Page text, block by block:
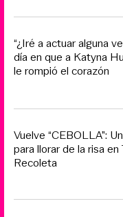
“¿Iré a actuar alguna
día en que a Katyna
le rompió el corazón
Vuelve “CEBOLLA”:
para llorar de la risa
Recoleta